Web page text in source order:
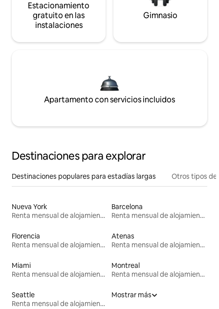
Estacionamiento
gratuito en las
instalaciones
Gimnasio
Apartamento con servicios incluidos
Destinaciones para explorar
Destinaciones populares para estadías largas Otros tipos de
Nueva York
Renta mensual de alojamientos
Barcelona
Renta mensual de alojamientos
Florencia
Renta mensual de alojamientos
Atenas
Renta mensual de alojamientos
Miami
Renta mensual de alojamientos
Montreal
Renta mensual de alojamientos
Seattle
Renta mensual de alojamientos
Mostrar más